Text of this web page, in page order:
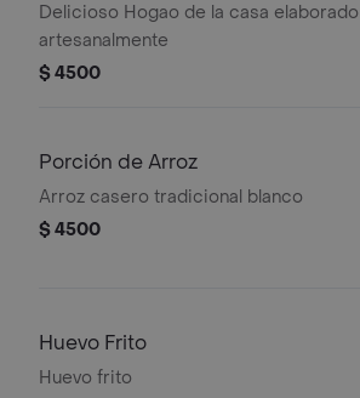
Delicioso Hogao de la casa elaborado
artesanalmente
$ 4500
Porción de Arroz
Arroz casero tradicional blanco
$ 4500
Huevo Frito
Huevo frito